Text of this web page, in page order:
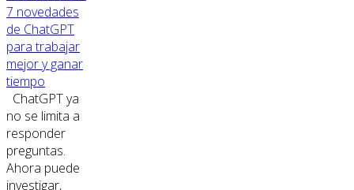
7 novedades
de ChatGPT
para trabajar
mejor y ganar
tiempo
ChatGPT ya
no se limita a
responder
preguntas.
Ahora puede
investigar,